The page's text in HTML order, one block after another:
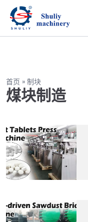
首页 » 制块
煤块制造